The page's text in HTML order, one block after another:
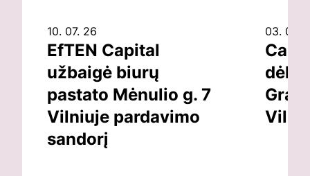
10. 07. 26
EfTEN Capital
užbaigė biurų
pastato Mėnulio g. 7
Vilniuje pardavimo
sandorį
03. 07.
dėl